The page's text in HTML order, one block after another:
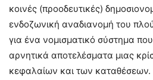
κοινές (προοδευτικές)
ενδοζωνική αναδιανομή του
για ένα νομισματικό σύστημα
αρνητικά αποτελέσματα μιας
κεφαλαίων και των καταθέσεων.